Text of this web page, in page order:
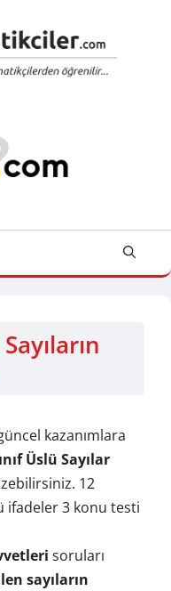
kazanımlara
Üslü Sayılar
12
ifadeler 3 konu testi
soruları
sayıların